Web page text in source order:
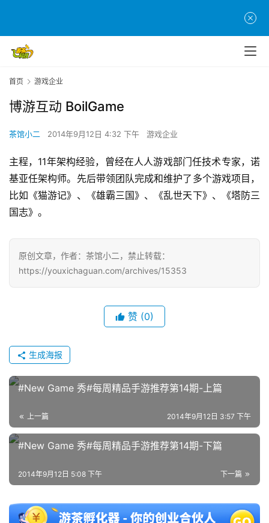
游
茶
创
游
业
界
手
游
戏
单
休
闲
游
2
5
十
首页 游戏企业
博游互动 BoilGame
茶馆小二 2014年9月12日 4:32 下午 游戏企业
主程，11年架构经验，曾经在人人游戏部门任技术专家，诺
基亚任架构师。先后带领团队完成和维护了多个游戏项目，
比如《猫游记》、《雄霸三国》、《乱世天下》、《塔防三
国志》。
原创文章，作者：茶馆小二，禁止转载：
https://youxichaguan.com/archives/15353
赞 (0)
生成海报
#New Game 秀#每周精品手游推荐第14期-上篇
上一篇 2014年9月12日 3:57 下午
#New Game 秀#每周精品手游推荐第14期-下篇
下一篇
2014年9月12日 5:08 下午